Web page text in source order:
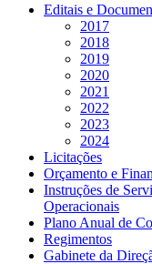
Editais e
2017
2018
2019
2020
2021
2022
2023
2024
Licitações
Orçamento e
Instruções de
Operacionais
Plano Anual de
Regimentos
Gabinete da